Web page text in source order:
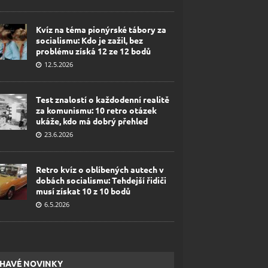
Kvíz na téma pionýrské tábory za
socialismu: Kdo je zažil, bez
problému získá 12 ze 12 bodů
12.5.2026
Test znalostí o každodenní realitě
za komunismu: 10 retro otázek
ukáže, kdo má dobrý přehled
23.6.2026
Retro kvíz o oblíbených autech v
dobách socialismu: Tehdejší řidiči
musí získat 10 z 10 bodů
6.5.2026
NOVINKY